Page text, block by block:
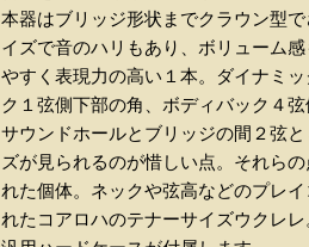
本器はブリッジ形状までクラウン型
イズで音のハリもあり、ボリューム
やすく表現力の高い１本。ダイナミ
ク１弦側下部の角、ボディバック４
サウンドホールとブリッジの間２弦
ズが見られるのが惜しい点。それら
れた個体。ネックや弦高などのプレ
れたコアロハのテナーサイズウクレ